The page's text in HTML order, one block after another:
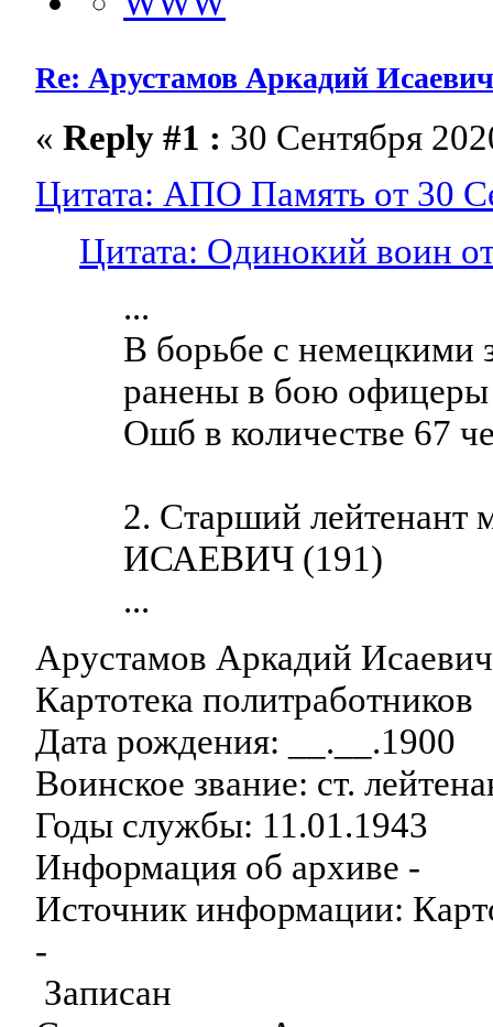
Re: Арустамов Аркадий
«Reply #1 : 30 Сентября
Цитата: АПО Память от 30
Цитата: Одинокий воин
...
В борьбе с немецкими
ранены в бою
Ошб в количестве 67
2. Старший
ИСАЕВИЧ (191)
...
Арустамов Аркадий Исаевич
Картотека политработников
Дата рождения: __.__.1900
Воинское звание: ст.
Годы службы: 11.01.1943
Информация об архиве -
Источник информации:
-
Записан